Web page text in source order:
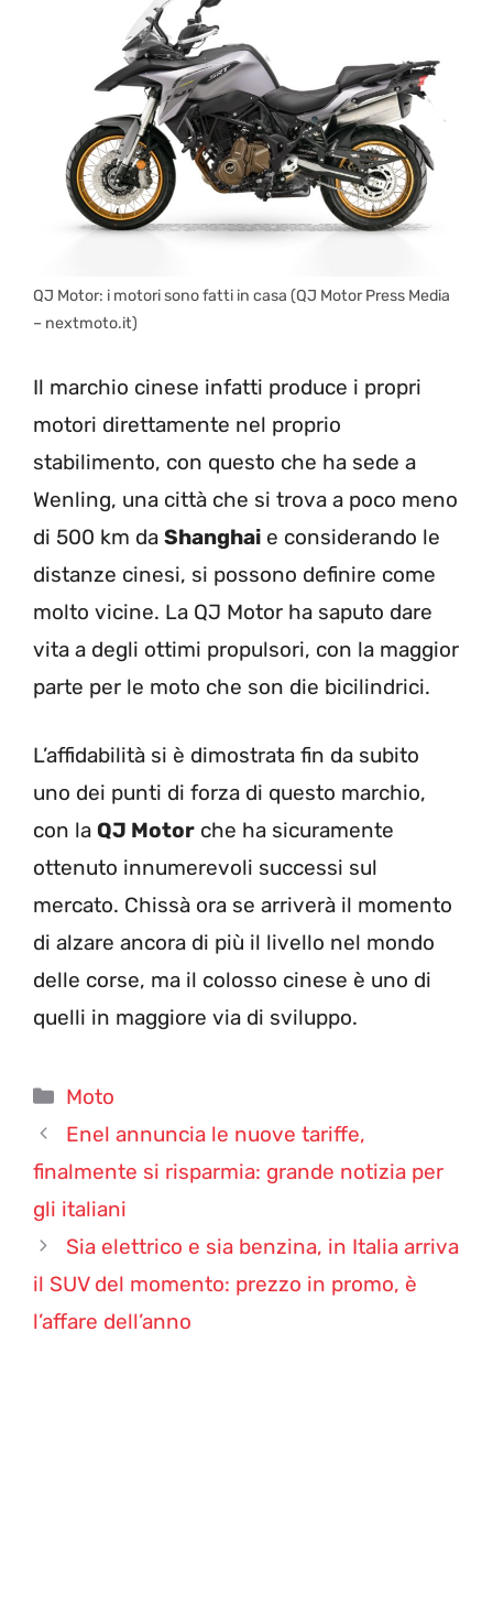
QJ Motor: i motori sono fatti in casa (QJ Motor Press Media
– nextmoto.it)
Il marchio cinese infatti produce i propri
motori direttamente nel proprio
stabilimento, con questo che ha sede a
Wenling, una città che si trova a poco meno
di 500 km da Shanghai e considerando le
distanze cinesi, si possono definire come
molto vicine. La QJ Motor ha saputo dare
vita a degli ottimi propulsori, con la maggior
parte per le moto che son die bicilindrici.
L’affidabilità si è dimostrata fin da subito
uno dei punti di forza di questo marchio,
con la QJ Motor che ha sicuramente
ottenuto innumerevoli successi sul
mercato. Chissà ora se arriverà il momento
di alzare ancora di più il livello nel mondo
delle corse, ma il colosso cinese è uno di
quelli in maggiore via di sviluppo.
Categorie
Moto
Enel annuncia le nuove tariffe,
finalmente si risparmia: grande notizia per
gli italiani
Sia elettrico e sia benzina, in Italia arriva
il SUV del momento: prezzo in promo, è
l’affare dell’anno